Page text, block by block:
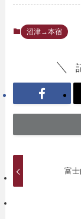
沼津→本宿
富